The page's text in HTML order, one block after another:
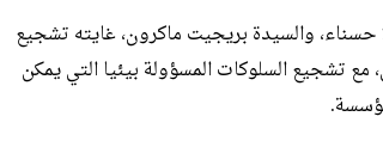
حسناء، والسيدة بريجيت ماكرون، غايته تشجيع
مع تشجيع السلوكات المسؤولة بيئيا التي يمكن